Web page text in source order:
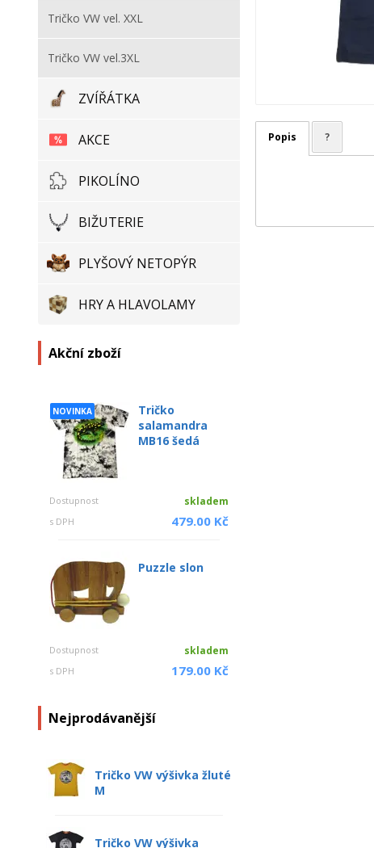
Tričko VW vel. XXL
Tričko VW vel.3XL
ZVÍŘÁTKA
AKCE
PIKOLÍNO
BIŽUTERIE
PLYŠOVÝ NETOPÝR
HRY A HLAVOLAMY
Akční zboží
NOVINKA
Tričko
salamandra
MB16 šedá
Dostupnost skladem
s DPH 479.00 Kč
Puzzle slon
Dostupnost skladem
s DPH 179.00 Kč
Nejprodávanější
Tričko VW výšivka žluté
M
Tričko VW výšivka
Popis ?